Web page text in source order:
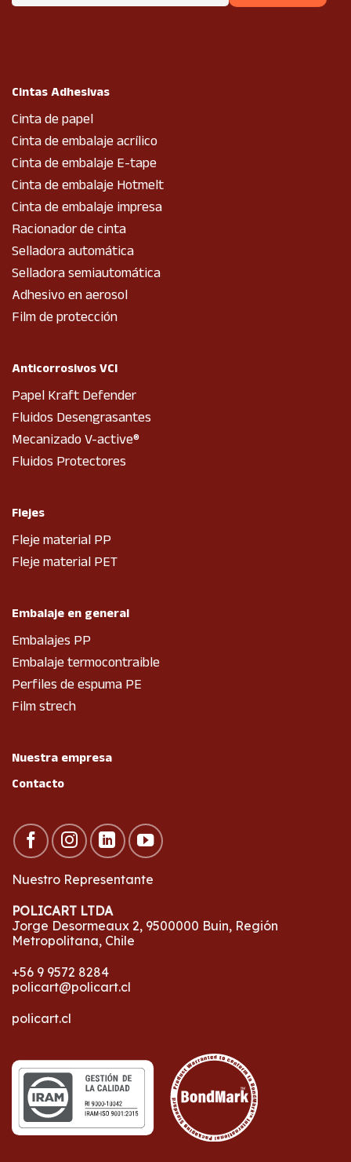
Cintas Adhesivas
Cinta de papel
Cinta de embalaje acrílico
Cinta de embalaje E-tape
Cinta de embalaje Hotmelt
Cinta de embalaje impresa
Racionador de cinta
Selladora automática
Selladora semiautomática
Adhesivo en aerosol
Film de protección
Anticorrosivos VCI
Papel Kraft Defender
Fluidos Desengrasantes
Mecanizado V-active®
Fluidos Protectores
Flejes
Fleje material PP
Fleje material PET
Embalaje en general
Embalajes PP
Embalaje termocontraible
Perfiles de espuma PE
Film strech
Nuestra empresa
Contacto
Nuestro Representante
POLICART LTDA
Jorge Desormeaux 2, 9500000 Buin, Región
Metropolitana, Chile
+56 9 9572 8284
policart@policart.cl
policart.cl